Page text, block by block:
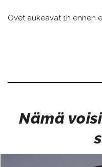
Ovet aukeavat 1h ennen
Nämä